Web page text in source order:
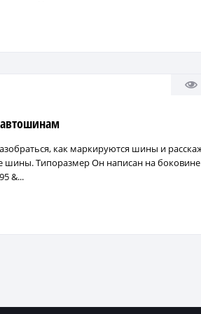
как маркируются шины и
шины. Типоразмер Он написан на боковине
&...